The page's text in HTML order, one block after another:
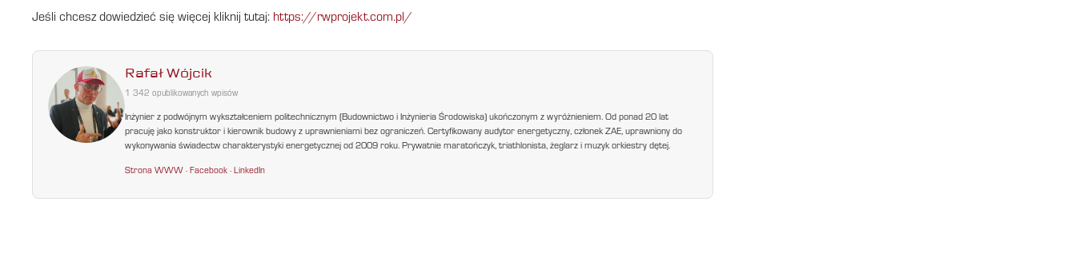
Jeśli chcesz dowiedzieć się więcej kliknij tutaj: https://rwprojekt.com.pl/
Rafał Wójcik
1 342 opublikowanych wpisów
Inżynier z podwójnym wykształceniem politechnicznym (Budownictwo i Inżynieria Środowiska) ukończonym z wyróżnieniem. Od ponad 20 lat
pracuję jako konstruktor i kierownik budowy z uprawnieniami bez ograniczeń. Certyfikowany audytor energetyczny, członek ZAE, uprawniony do
wykonywania świadectw charakterystyki energetycznej od 2009 roku. Prywatnie maratończyk, triathlonista, żeglarz i muzyk orkiestry dętej.
Strona WWW ·Facebook ·LinkedIn